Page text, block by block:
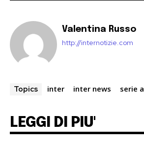
Valentina Russo
http://internotizie.com
Topics inter inter news serie a
LEGGI DI PIU'